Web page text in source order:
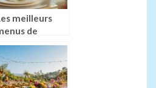
meilleurs
de
: 5